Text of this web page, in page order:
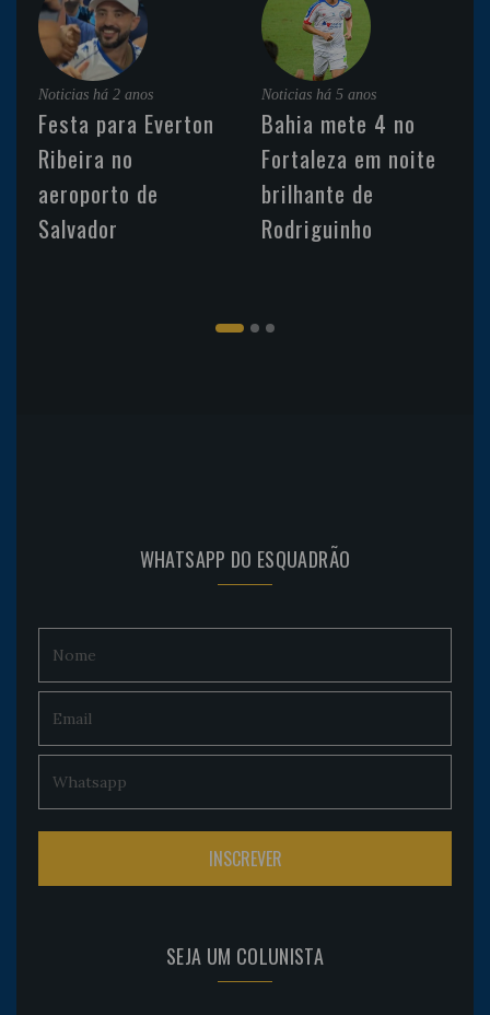
Noticias há 2 anos
Festa para Everton
Ribeira no
aeroporto de
Salvador
Noticias há 5 anos
Bahia mete 4 no
Fortaleza em noite
brilhante de
Rodriguinho
WHATSAPP DO ESQUADRÃO
SEJA UM COLUNISTA